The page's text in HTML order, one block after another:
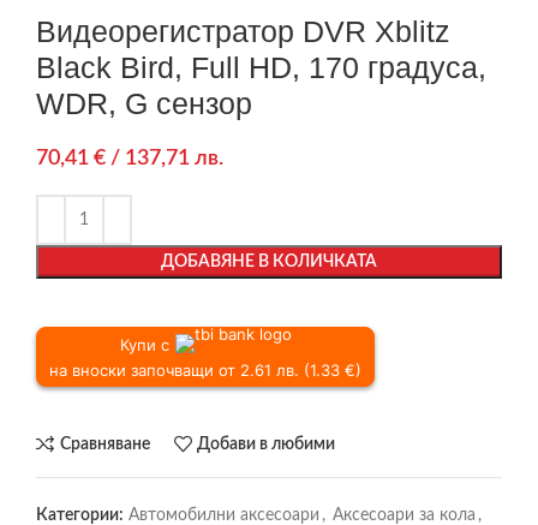
Видеорегистратор DVR Xblitz
Black Bird, Full HD, 170 градуса,
WDR, G сензор
70,41 € / 137,71 лв.
ДОБАВЯНЕ В КОЛИЧКАТА
Купи с
на вноски започващи от 2.61 лв. (1.33 €)
Сравняване Добави в любими
Категории: Автомобилни аксесоари , Аксесоари за кола ,